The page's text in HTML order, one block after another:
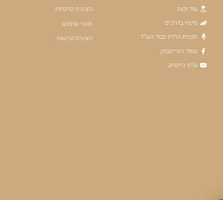
עוד זכות
פיצוי בדרכים
תכנית הרדיו כבוד העו"ד
עמוד הפייסבוק
ערוץ היוטיוב
הצהרת פרטיות
תנאי שימוש
הצהרת נגישות